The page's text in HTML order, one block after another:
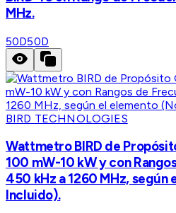
MHz.
50D50D
BIRD TECHNOLOGIES
Wattmetro BIRD de
100 mW-10 kW y con
450 kHz a 1260 MHz, según
Incluido).